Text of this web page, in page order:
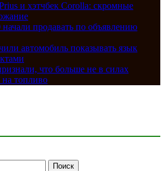
и хэтчбек Corolla: скромные
продавать по объявлению
автомобиль показывать язык
что больше не в силах
топливо